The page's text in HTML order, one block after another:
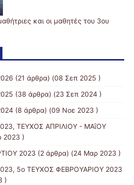
και οι μαθητές του 3ου
(21 άρθρα) (08 Σεπ 2025 )
(38 άρθρα) (23 Σεπ 2024 )
(8 άρθρα) (09 Νοε 2023 )
ΤΕΥΧΟΣ ΑΠΡΙΛΙΟΥ - ΜΑΐΟΥ
2023 )
2023 (2 άρθρα) (24 Μαρ 2023 )
5ο ΤΕΥΧΟΣ ΦΕΒΡΟΥΑΡΙΟΥ 2023
)